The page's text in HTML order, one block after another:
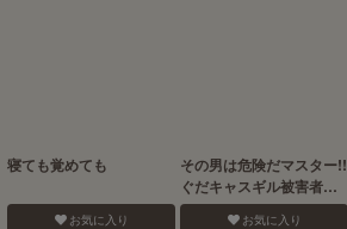
寝ても覚めても
お気に入り
その男は危険だマスター!!
ぐだキャスギル被害者の
会
お気に入り